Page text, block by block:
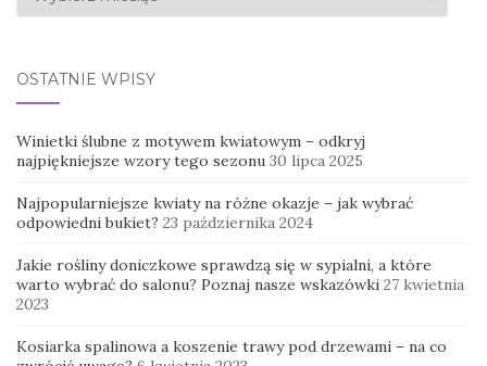
OSTATNIE WPISY
Winietki ślubne z motywem kwiatowym – odkryj
najpiękniejsze wzory tego sezonu 30 lipca 2025
Najpopularniejsze kwiaty na różne okazje – jak wybrać
odpowiedni bukiet? 23 października 2024
Jakie rośliny doniczkowe sprawdzą się w sypialni, a które
warto wybrać do salonu? Poznaj nasze wskazówki 27 kwietnia
2023
Kosiarka spalinowa a koszenie trawy pod drzewami – na co